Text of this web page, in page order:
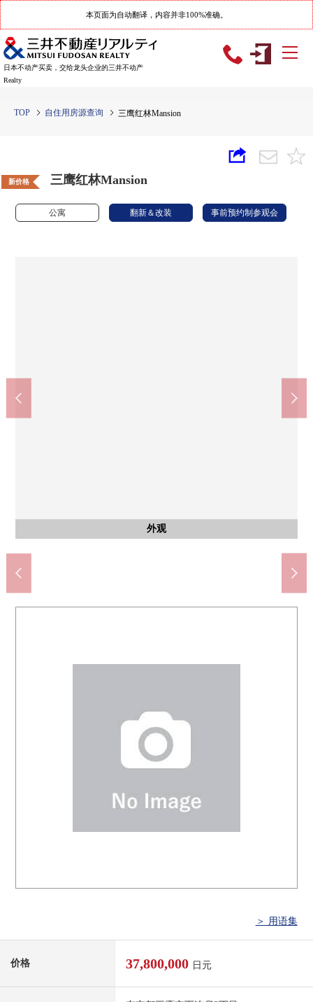
本页面为自动翻译，内容并非100%准确。
日本不动产买卖，交给龙头企业的三井不动产
Realty
TOP 自住用房源查询 三鹰红林Mansion
新价格 三鹰红林Mansion
公寓 翻新＆改装 事前预约制参观会
外观
客厅
约15.0张塌塌米客厅
客厅
约15.0张塌塌米客厅
室内
约5.8张塌塌米西式房间
室内
约4.6张塌塌米西式房间
厨房
厨房
洗脸
洗脸
公共汽车
厕所
门口
门口
外观
外观
入口
风景
共有部分
自行车停放处
东急商店三鹰店铺店(约430m)
atorevi三鹰(约630m)
三鹰站前邮局(约530m)
武藏野红十字医院(约1940m)
三鹰市立第4小学(约670m)
三鹰市立第一中学(约1690m)
＞ 用语集
价格 37,800,000 日元